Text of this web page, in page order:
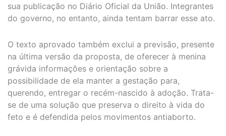
sua publicação no Diário Oficial da União. Integrantes
do governo, no entanto, ainda tentam barrar esse ato.
O texto aprovado também exclui a previsão, presente
na última versão da proposta, de oferecer à menina
grávida informações e orientação sobre a
possibilidade de ela manter a gestação para,
querendo, entregar o recém-nascido à adoção. Trata-
se de uma solução que preserva o direito à vida do
feto e é defendida pelos movimentos antiaborto.